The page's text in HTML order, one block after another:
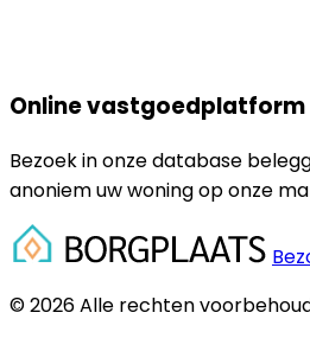
Online vastgoedplatform
Bezoek in onze database
anoniem uw woning op onze
© 2026 Alle rechten